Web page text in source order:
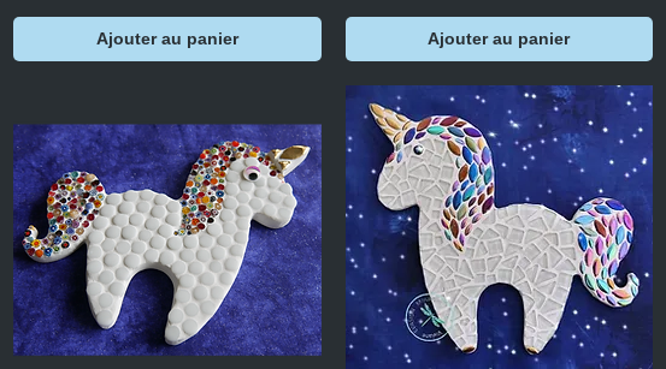
Ajouter au panier Ajouter au panier